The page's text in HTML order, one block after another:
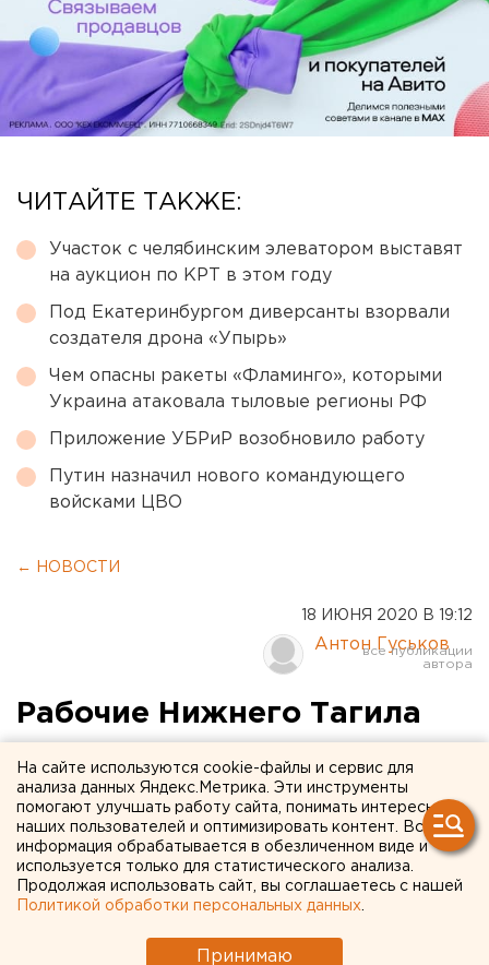
ЧИТАЙТЕ ТАКЖЕ:
Участок с челябинским элеватором выставят
на аукцион по КРТ в этом году
Под Екатеринбургом диверсанты взорвали
создателя дрона «Упырь»
Чем опасны ракеты «Фламинго», которыми
Украина атаковала тыловые регионы РФ
Приложение УБРиР возобновило работу
Путин назначил нового командующего
войсками ЦВО
← НОВОСТИ
18 ИЮНЯ 2020 В 19:12
Антон Гуськов
Рабочие Нижнего Тагила
готовятся к протестам,
чтобы спасти свой завод
На сайте используются cookie-файлы и сервис для
анализа данных Яндекс.Метрика. Эти инструменты
помогают улучшать работу сайта, понимать интересы
наших пользователей и оптимизировать контент. Вся
информация обрабатывается в обезличенном виде и
используется только для статистического анализа.
Продолжая использовать сайт, вы соглашаетесь с нашей
Политикой обработки персональных данных
Принимаю